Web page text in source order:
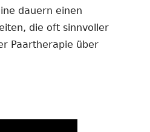
dauern einen
die oft sinnvoller
Paartherapie über